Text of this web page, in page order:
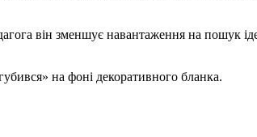
він зменшує навантаження на пошук
на фоні декоративного бланка.